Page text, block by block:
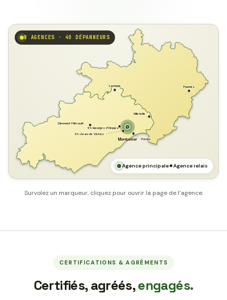
Montpellier Pérols
Laroque Fournès
Villetelle
St-Georges d'Orques
Clermont l'Hérault
St-Jean de Védas
8 AGENCES · 40 DÉPANNEURS
Agence principale Agence relais
Survolez un marqueur, cliquez pour ouvrir la page de l’agence.
CERTIFICATIONS & AGRÉMENTS
Certifiés, agréés,engagés.